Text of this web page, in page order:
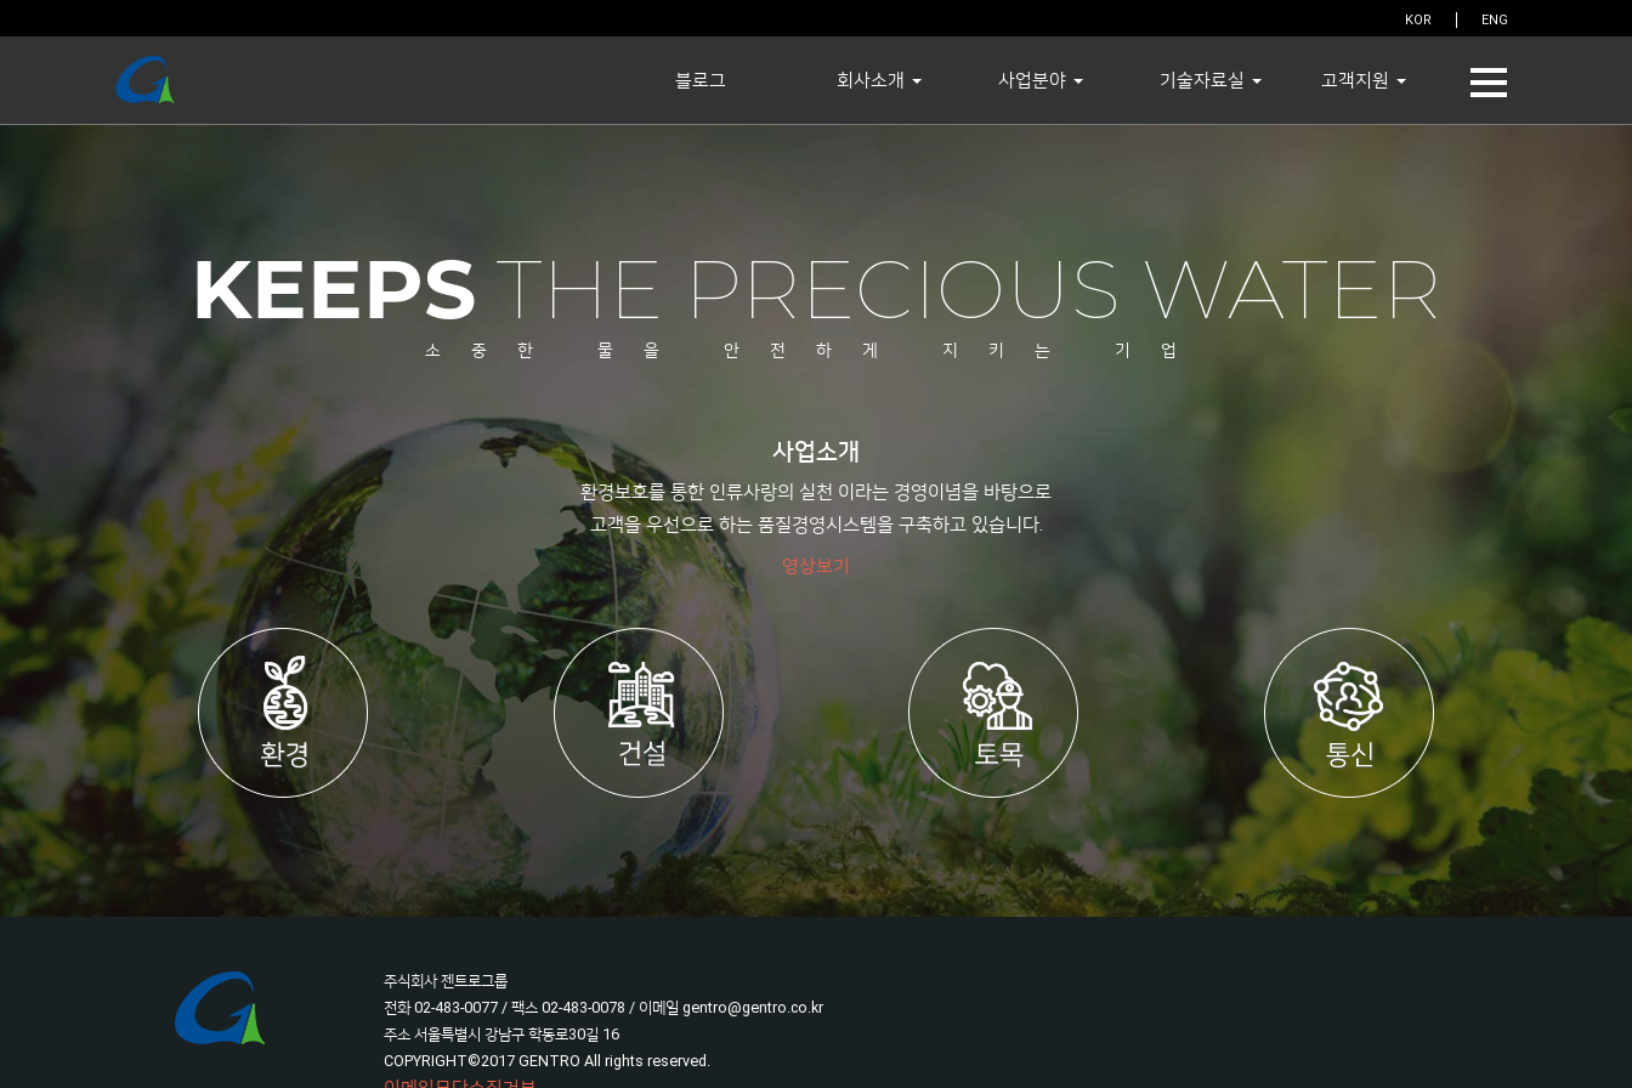
ENG
KOR
블로그 회사소개 사업분야 기술자료실 고객지원
KEEPS THE PRECIOUS WATER
소중한 물을 안전하게 지키는 기업
사업소개
환경보호를 통한 인류사랑의 실천 이라는 경영이념을 바탕으로
고객을 우선으로 하는 품질경영시스템을 구축하고 있습니다.
영상보기
주식회사 젠트로그룹
전화 02-483-0077 / 팩스 02-483-0078 / 이메일 gentro@gentro.co.kr
주소 서울특별시 강남구 학동로30길 16
COPYRIGHT©2017 GENTRO All rights reserved.